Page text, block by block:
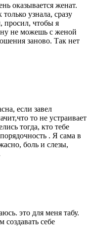
оказывается женат.
узнала, сразу
просил, чтобы я
ну не можешь с женой
заново. Так нет
если завел
то не устраивает
тогда, кто тебе
. Я сама в
боль и слезы,
это для меня табу.
себе